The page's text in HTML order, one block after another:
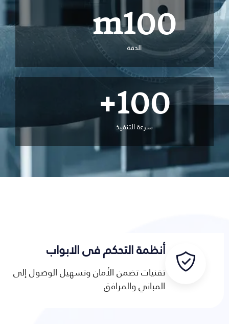
الدقة
100
m
سرعة التنفيذ
100
+
أنظمة التحكم فى الابواب
تقنيات تضمن الأمان وتسهيل الوصول إلى
المباني والمرافق